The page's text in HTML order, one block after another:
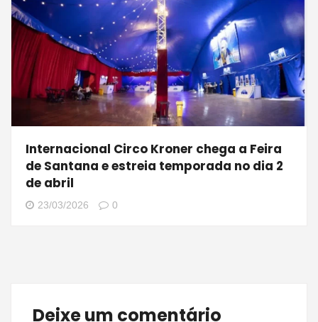
Internacional Circo Kroner chega a Feira
de Santana e estreia temporada no dia 2
de abril
23/03/2026 0
Deixe um comentário